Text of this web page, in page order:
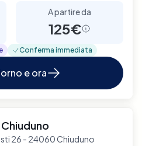
A partire da
125€
Conferma immediata
e ora
26 - 24060 Chiuduno